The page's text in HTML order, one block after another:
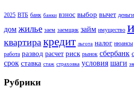
2025 ВТБ банк банки взнос выбор вычет деньги
дом жилье заем заемщик займ имущество
квартира кредит льгота налог нюансы
работа развод расчет риск рынок сбербанк
срок ставка стаж страховка условия шаги
Рубрики